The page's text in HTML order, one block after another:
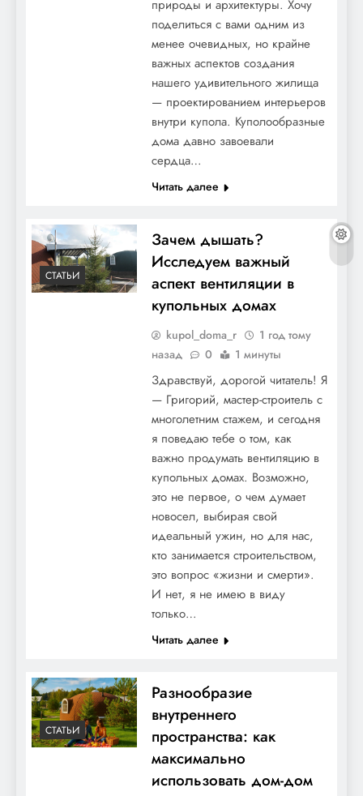
природы и архитектуры. Хочу
поделиться с вами одним из
менее очевидных, но крайне
важных аспектов создания
нашего удивительного жилища
— проектированием интерьеров
внутри купола. Куполообразные
дома давно завоевали
сердца…
Читать далее
СТАТЬИ
Зачем дышать?
Исследуем важный
аспект вентиляции в
купольных домах
kupol_doma_r
1 год тому
назад
0 1 минуты
Здравствуй, дорогой читатель! Я
— Григорий, мастер-строитель с
многолетним стажем, и сегодня
я поведаю тебе о том, как
важно продумать вентиляцию в
купольных домах. Возможно,
это не первое, о чем думает
новосел, выбирая свой
идеальный ужин, но для нас,
кто занимается строительством,
это вопрос «жизни и смерти».
И нет, я не имею в виду
только…
Читать далее
СТАТЬИ
Разнообразие
внутреннего
пространства: как
максимально
использовать дом-дом